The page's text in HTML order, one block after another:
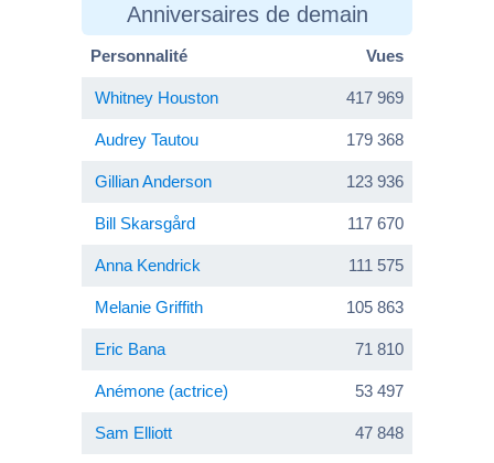
Anniversaires de demain
Personnalité Vues
Whitney Houston 417 969
Audrey Tautou 179 368
Gillian Anderson 123 936
Bill Skarsgård 117 670
Anna Kendrick 111 575
Melanie Griffith 105 863
Eric Bana 71 810
Anémone (actrice) 53 497
Sam Elliott 47 848